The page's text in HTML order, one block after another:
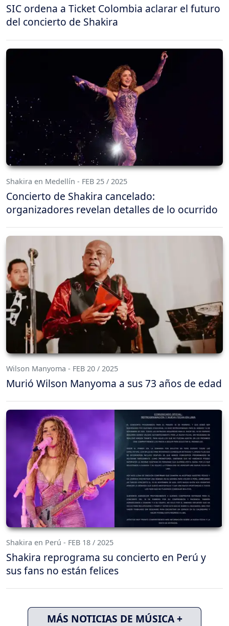
SIC ordena a Ticket Colombia aclarar el futuro
del concierto de Shakira
Shakira en Medellín - FEB 25 / 2025
Concierto de Shakira cancelado:
organizadores revelan detalles de lo ocurrido
Wilson Manyoma - FEB 20 / 2025
Murió Wilson Manyoma a sus 73 años de edad
Shakira en Perú - FEB 18 / 2025
Shakira reprograma su concierto en Perú y
sus fans no están felices
MÁS NOTICIAS DE MÚSICA +